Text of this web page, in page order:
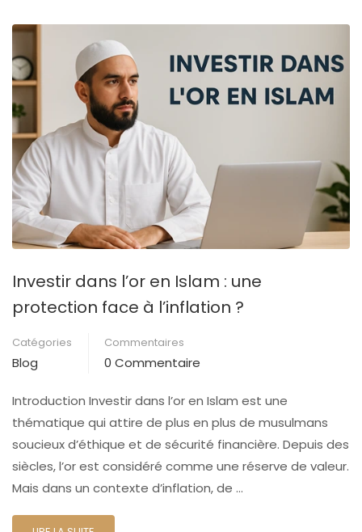
Investir dans l’or en Islam : une
protection face à l’inflation ?
Catégories
Blog
Commentaires
0 Commentaire
Introduction Investir dans l’or en Islam est une
thématique qui attire de plus en plus de musulmans
soucieux d’éthique et de sécurité financière. Depuis des
siècles, l’or est considéré comme une réserve de valeur.
Mais dans un contexte d’inflation, de …